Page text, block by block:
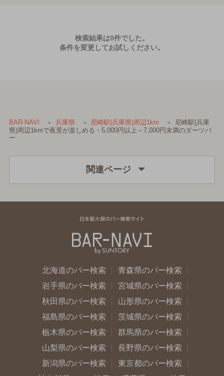
検索結果は0件でした。
条件を変更してお試しください。
BAR-NAVI 兵庫県 尼崎駅(兵庫県)周辺1km
尼崎駅(兵庫
県)周辺1kmで夜景が楽しめる・5,000円以上～7,000円未満のダーツバ
ー
関連ページ
北海道のバー検索
青森県のバー検索
岩手県のバー検索
宮城県のバー検索
秋田県のバー検索
山形県のバー検索
福島県のバー検索
茨城県のバー検索
栃木県のバー検索
群馬県のバー検索
山梨県のバー検索
長野県のバー検索
新潟県のバー検索
東京都のバー検索